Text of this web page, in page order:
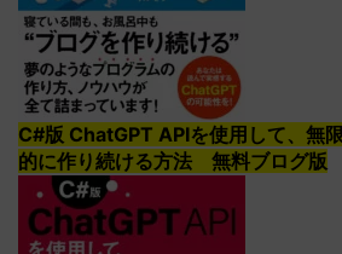
C#版 ChatGPT APIを使用して、無
的に作り続ける方法 無料ブログ版